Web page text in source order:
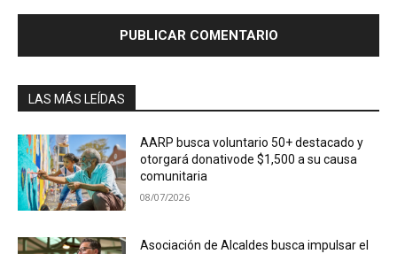
LAS MÁS LEÍDAS
AARP busca voluntario 50+ destacado y
otorgará donativode $1,500 a su causa
comunitaria
08/07/2026
Asociación de Alcaldes busca impulsar el